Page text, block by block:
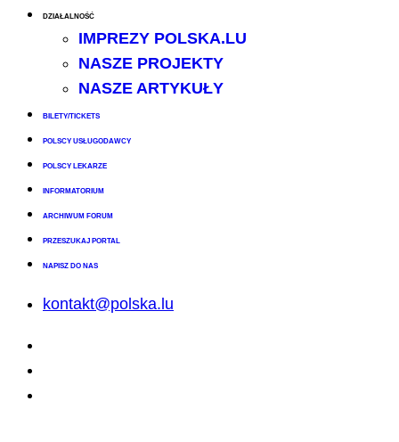
DZIAŁALNOŚĆ
IMPREZY POLSKA.LU
NASZE PROJEKTY
NASZE ARTYKUŁY
BILETY/TICKETS
POLSCY USŁUGODAWCY
POLSCY LEKARZE
INFORMATORIUM
ARCHIWUM FORUM
PRZESZUKAJ PORTAL
NAPISZ DO NAS
kontakt@polska.lu